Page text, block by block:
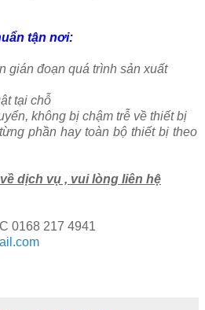
tận nơi:
gián đoạn quá trình sản xuất
tại chỗ
không bị chậm trễ về thiết bị
phần hay toàn bộ thiết bị theo
dịch vụ , vui lòng liên hệ
0168 217 4941